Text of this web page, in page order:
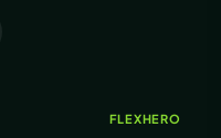
FLEXHERO